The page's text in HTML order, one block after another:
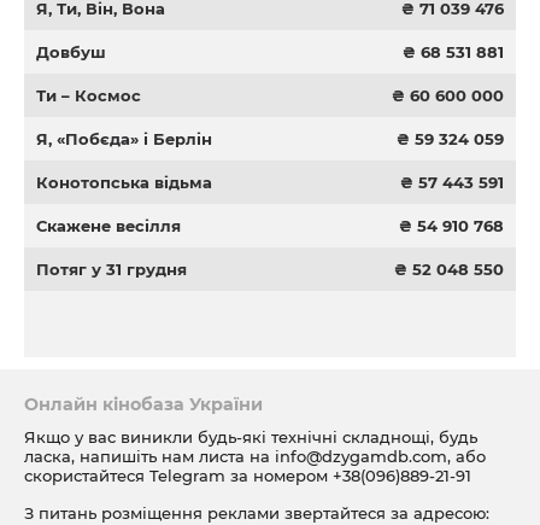
Я, Ти, Він, Вона ₴ 71 039 476
Довбуш ₴ 68 531 881
Ти – Космос ₴ 60 600 000
Я, «Побєда» і Берлін ₴ 59 324 059
Конотопська відьма ₴ 57 443 591
Скажене весілля ₴ 54 910 768
Потяг у 31 грудня ₴ 52 048 550
Онлайн кінобаза України
Якщо у вас виникли будь-які технічні складнощі, будь
ласка, напишіть нам листа на info@dzygamdb.com, або
скористайтеся Telegram за номером +38(096)889-21-91
З питань розміщення реклами звертайтеся за адресою: